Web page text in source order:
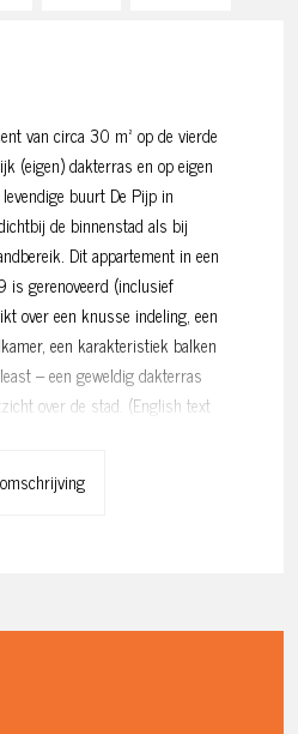
van circa 30 m² op de vierde
(eigen) dakterras en op eigen
buurt De Pijp in
de binnenstad als bij
Dit appartement in een
gerenoveerd (inclusief
over een knusse indeling, een
een karakteristiek balken
– een geweldig dakterras
over de stad. (English text
naar de vierde verdieping.
keukenkasten geplaatst.
oven, afzuigkap en
is ruimte voor een eettafel en